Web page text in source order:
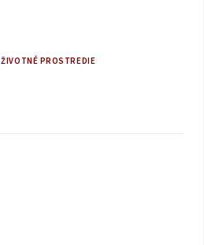
ŽIVOTNÉ PROSTREDIE